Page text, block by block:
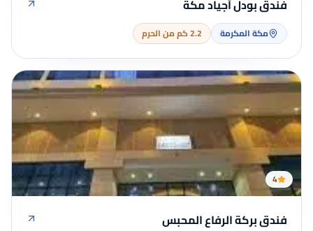
فندق بودل أجياد مكة
مكة المكرمة 2.2 كم من الحرم
4
فندق بركة الرفاع المحبس